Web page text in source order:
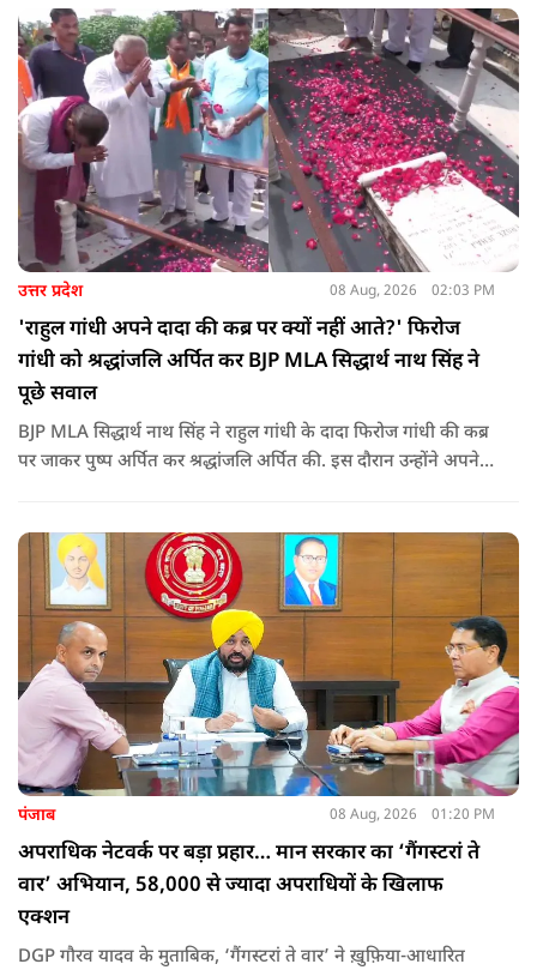
उत्तर प्रदेश 08 Aug, 2026 02:03 PM
'राहुल गांधी अपने दादा की कब्र पर क्यों नहीं आते?' फिरोज
गांधी को श्रद्धांजलि अर्पित कर BJP MLA सिद्धार्थ नाथ सिंह ने
पूछे सवाल
BJP MLA सिद्धार्थ नाथ सिंह ने राहुल गांधी के दादा फिरोज गांधी की कब्र
पर जाकर पुष्प अर्पित कर श्रद्धांजलि अर्पित की. इस दौरान उन्होंने अपने
कि वह भविष्य में क्या करें.
पंजाब 08 Aug, 2026 01:20 PM
अपराधिक नेटवर्क पर बड़ा प्रहार… मान सरकार का ‘गैंगस्टरां ते
वार’ अभियान, 58,000 से ज्यादा अपराधियों के खिलाफ
एक्शन
DGP गौरव यादव के मुताबिक, ‘गैंगस्टरां ते वार’ ने ख़ुफ़िया-आधारित